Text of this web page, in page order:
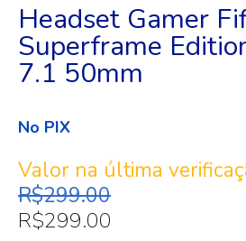
Headset Gamer
Superframe
7.1 50mm
No PIX
Valor na última
R$299.00
R$299.00